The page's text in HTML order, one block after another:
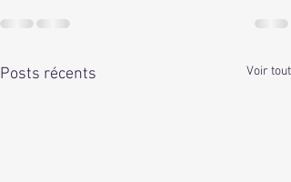
Posts récents Voir tout